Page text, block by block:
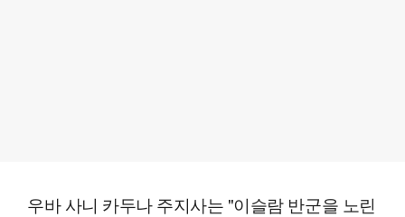
우바 사니 카두나 주지사는 "이슬람 반군을 노린